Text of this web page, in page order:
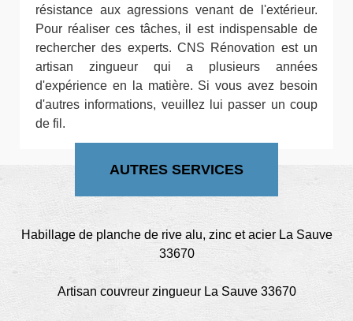
résistance aux agressions venant de l'extérieur.
Pour réaliser ces tâches, il est indispensable de
rechercher des experts. CNS Rénovation est un
artisan zingueur qui a plusieurs années
d'expérience en la matière. Si vous avez besoin
d'autres informations, veuillez lui passer un coup
de fil.
AUTRES SERVICES
Habillage de planche de rive alu, zinc et acier La Sauve
33670
Artisan couvreur zingueur La Sauve 33670